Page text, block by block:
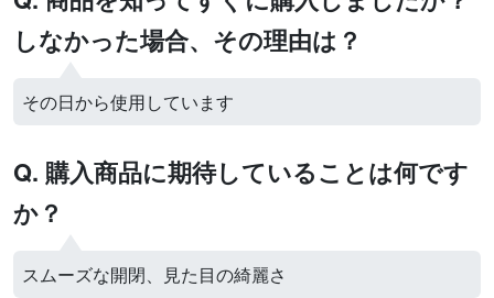
しなかった場合、その理由は？
その日から使用しています
Q. 購入商品に期待していることは何です
か？
スムーズな開閉、見た目の綺麗さ